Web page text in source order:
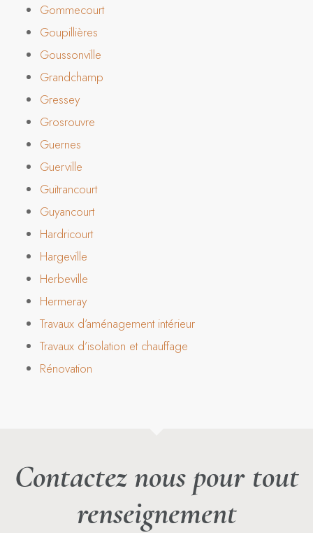
Gommecourt
Goupillières
Goussonville
Grandchamp
Gressey
Grosrouvre
Guernes
Guerville
Guitrancourt
Guyancourt
Hardricourt
Hargeville
Herbeville
Hermeray
Travaux d’aménagement intérieur
Travaux d’isolation et chauffage
Rénovation
Contactez nous pour tout
renseignement